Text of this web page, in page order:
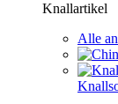
Knallartikel
Alle